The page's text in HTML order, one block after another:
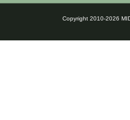
Copyright 2010-2026